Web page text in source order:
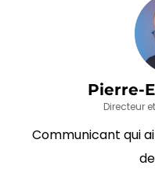
Pierre-
Directeur
Communicant qui